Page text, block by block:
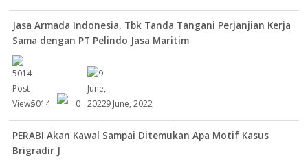
Jasa Armada Indonesia, Tbk Tanda Tangani Perjanjian Kerja
Sama dengan PT Pelindo Jasa Maritim
5014 0 9 June, 2022
PERABI Akan Kawal Sampai Ditemukan Apa Motif Kasus
Brigradir J